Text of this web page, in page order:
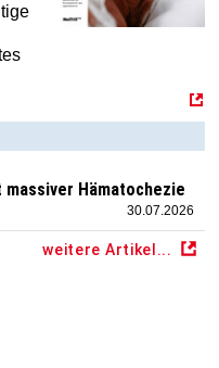
Hämatochezie
30.07.2026
weitere Artikel...